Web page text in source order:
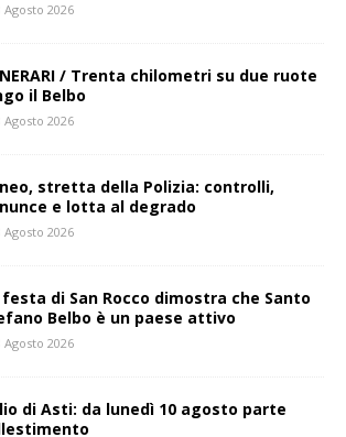
Agosto 2026
/ Trenta chilometri su due ruote
il Belbo
Agosto 2026
stretta della Polizia: controlli,
e lotta al degrado
Agosto 2026
festa di San Rocco dimostra che Santo
Belbo è un paese attivo
Agosto 2026
di Asti: da lunedì 10 agosto parte